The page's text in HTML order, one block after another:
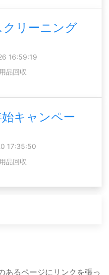
クリーニング
16:59:19
品回収
キャンペー
17:35:50
品回収
あるページにリンクを張っ